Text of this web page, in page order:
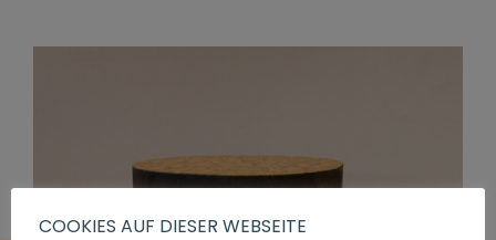
COOKIES AUF DIESER WEBSEITE